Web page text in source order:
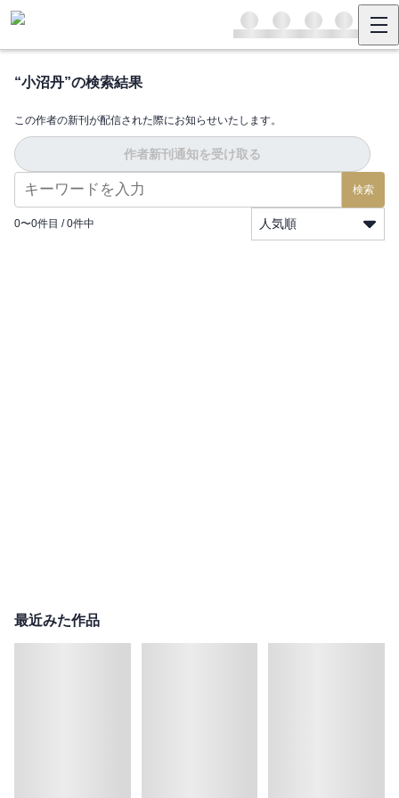
“小沼丹”の検索結果
この作者の新刊が配信された際にお知らせいたします。
作者新刊通知を受け取る
検索
0〜0件目 / 0件中 人気順
最近みた作品